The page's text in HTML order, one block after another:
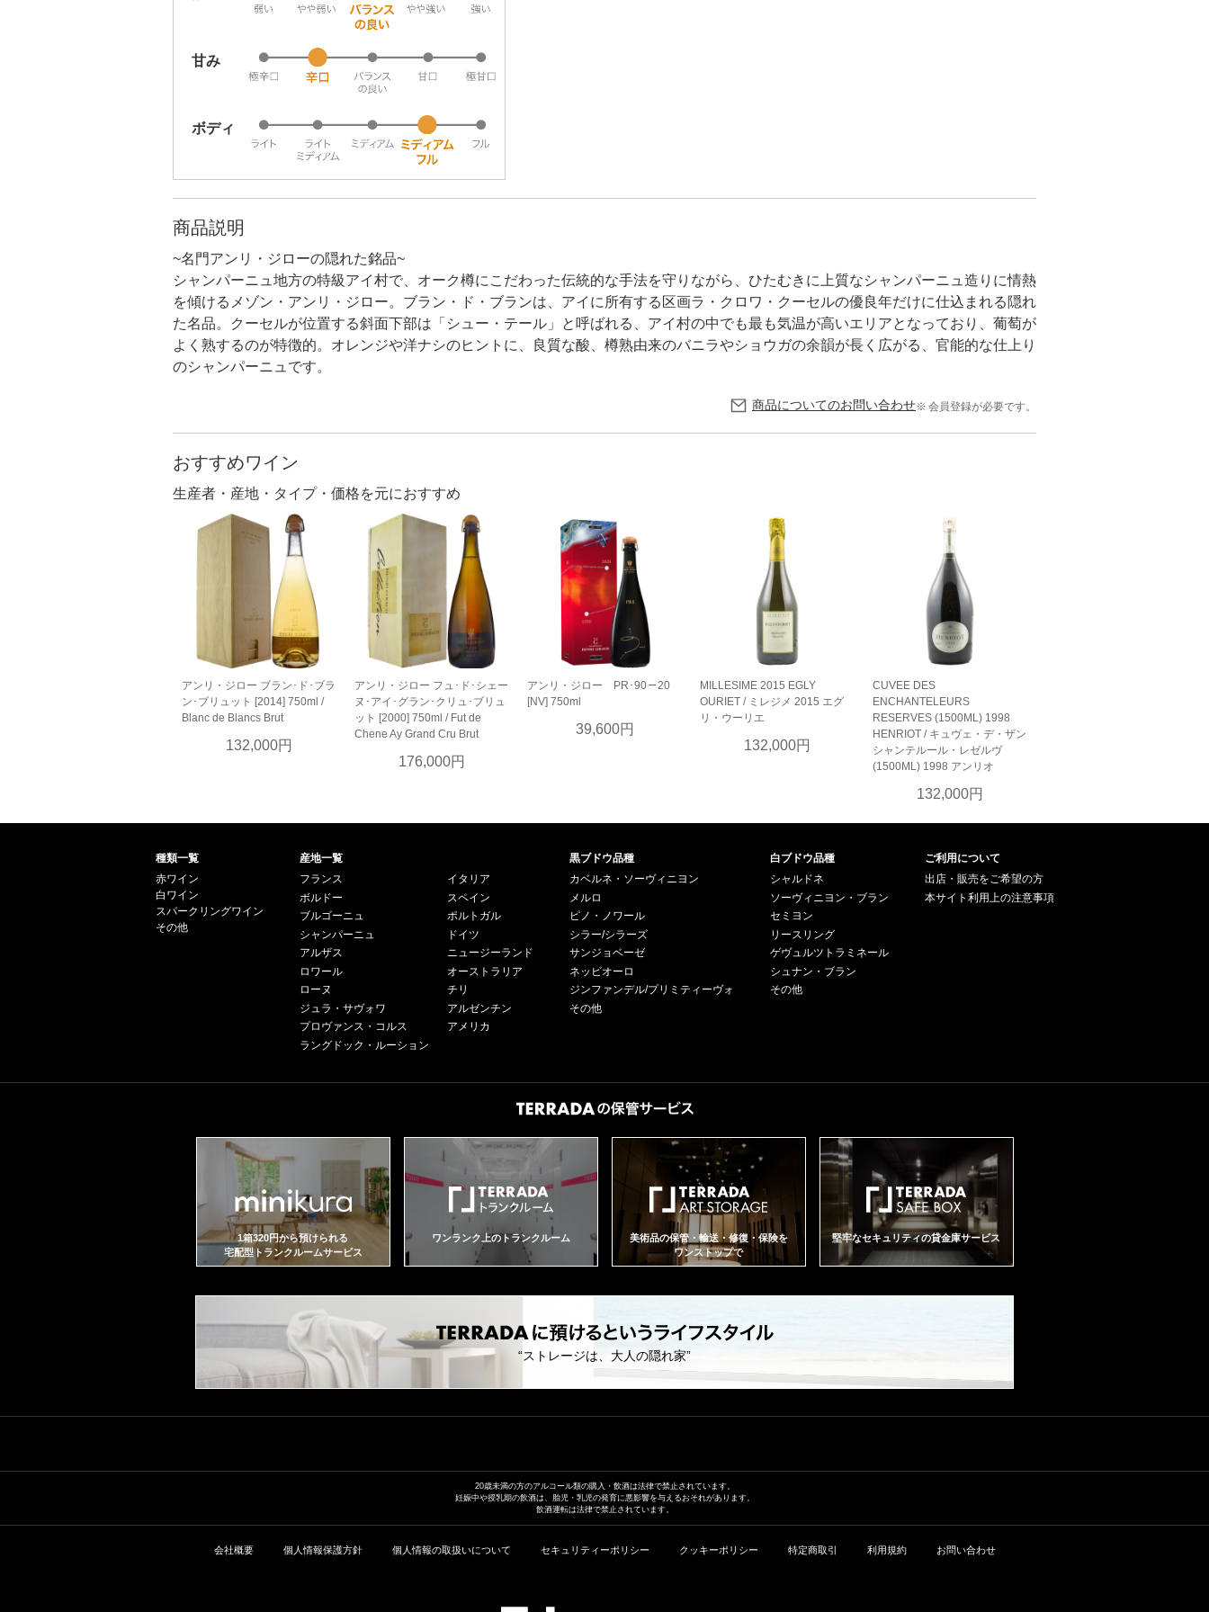
甘み
ボディ
商品説明
~名門アンリ・ジローの隠れた銘品~
シャンパーニュ地方の特級アイ村で、オーク樽にこだわった伝統的な手法を守りながら、ひたむきに上質なシャンパーニュ造りに情熱
を傾けるメゾン・アンリ・ジロー。ブラン・ド・ブランは、アイに所有する区画ラ・クロワ・クーセルの優良年だけに仕込まれる隠れ
た名品。クーセルが位置する斜面下部は「シュー・テール」と呼ばれる、アイ村の中でも最も気温が高いエリアとなっており、葡萄が
よく熟するのが特徴的。オレンジや洋ナシのヒントに、良質な酸、樽熟由来のバニラやショウガの余韻が長く広がる、官能的な仕上り
のシャンパーニュです。
商品についてのお問い合わせ 会員登録が必要です。
おすすめワイン
生産者・産地・タイプ・価格を元におすすめ
アンリ・ジロー ブラン･ド･ブラ
ン･ブリュット [2014] 750ml /
Blanc de Blancs Brut
132,000円
アンリ・ジロー フュ･ド･シェー
ヌ･アイ･グラン･クリュ･ブリュ
ット [2000] 750ml / Fut de
Chene Ay Grand Cru Brut
176,000円
アンリ・ジロー PR･90－20
[NV] 750ml
39,600円
MILLESIME 2015 EGLY
OURIET / ミレジメ 2015 エグ
リ・ウーリエ
132,000円
CUVEE DES
ENCHANTELEURS
RESERVES (1500ML) 1998
HENRIOT / キュヴェ・デ・ザン
シャンテルール・レゼルヴ
(1500ML) 1998 アンリオ
132,000円
種類一覧
赤ワイン
白ワイン
スパークリングワイン
その他
産地一覧
フランス
ボルドー
ブルゴーニュ
シャンパーニュ
アルザス
ロワール
ローヌ
ジュラ・サヴォワ
プロヴァンス・コルス
ラングドック・ルーション
イタリア
スペイン
ポルトガル
ドイツ
ニュージーランド
オーストラリア
チリ
アルゼンチン
アメリカ
黒ブドウ品種
カベルネ・ソーヴィニヨン
メルロ
ピノ・ノワール
シラー/シラーズ
サンジョベーゼ
ネッビオーロ
ジンファンデル/プリミティーヴォ
その他
白ブドウ品種
シャルドネ
ソーヴィニヨン・ブラン
セミヨン
リースリング
ゲヴュルツトラミネール
シュナン・ブラン
その他
ご利用について
出店・販売をご希望の方
本サイト利用上の注意事項
1箱320円から預けられる
宅配型トランクルームサービス
ワンランク上のトランクルーム
美術品の保管・輸送・修復・保険を
ワンストップで
堅牢なセキュリティの貸金庫サービス
“ストレージは、大人の隠れ家”
20歳未満の方のアルコール類の購入・飲酒は法律で禁止されています。
妊娠中や授乳期の飲酒は、胎児・乳児の発育に悪影響を与えるおそれがあります。
飲酒運転は法律で禁止されています。
会社概要 個人情報保護方針 個人情報の取扱いについて セキュリティーポリシー クッキーポリシー 特定商取引 利用規約 お問い合わせ